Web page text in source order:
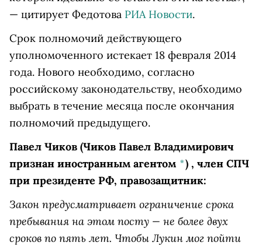
— цитирует Федотова РИА Новости.
Срок полномочий действующего
уполномоченного истекает 18 февраля 2014
года. Нового необходимо, согласно
российскому законодательству, необходимо
выбрать в течение месяца после окончания
полномочий предыдущего.
Павел Чиков (Чиков Павел Владимирович
признан иностранным агентом *) , член СПЧ
при президенте РФ, правозащитник:
Закон предусматривает ограничение срока
пребывания на этом посту — не более двух
сроков по пять лет. Чтобы Лукин мог пойти